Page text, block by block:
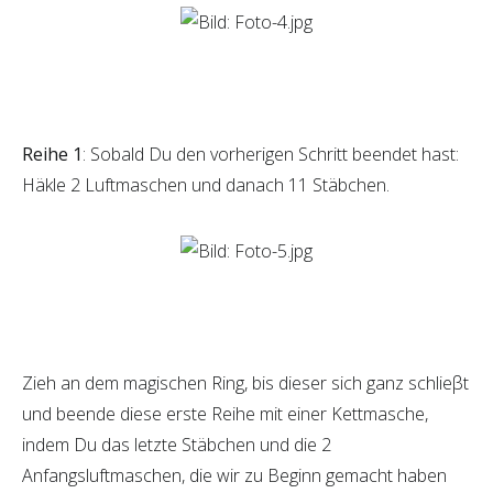
Reihe 1: Sobald Du den vorherigen Schritt beendet hast:
Häkle 2 Luftmaschen und danach 11 Stäbchen.
Zieh an dem magischen Ring, bis dieser sich ganz schlieβt
und beende diese erste Reihe mit einer Kettmasche,
indem Du das letzte Stäbchen und die 2
Anfangsluftmaschen, die wir zu Beginn gemacht haben